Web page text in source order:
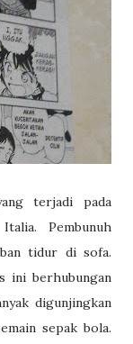
terjadi pada
Pembunuh
tidur di sofa.
ini berhubungan
digunjingkan
sepak bola.